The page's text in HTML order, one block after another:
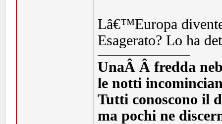
Lâ€™Europa
Esagerato? Lo ha
UnaÂ Â fredda
le notti
Tutti conoscono il
ma pochi ne